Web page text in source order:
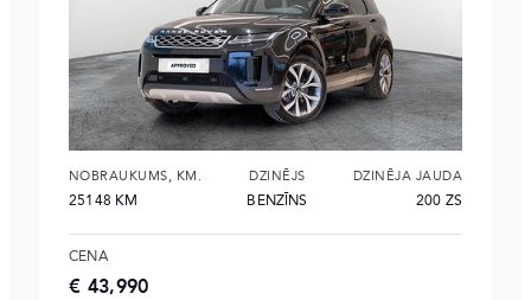
NOBRAUKUMS, KM.
25148 KM
DZINĒJS
BENZĪNS
DZINĒJA JAUDA
200 ZS
CENA
€ 43,990